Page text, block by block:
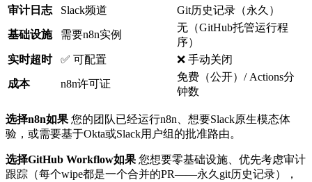
审计日志
Slack频道 Git历史记录（永久）
基础设施 需要n8n实例
无（GitHub托管运行程
序）
实时超时
✅ 可配置 ❌ 手动关闭
成本 n8n许可证
免费（公开）/ Actions分
钟数
选择n8n如果 您的团队已经运行n8n、想要Slack原生模态体
验，或需要基于Okta或Slack用户组的批准路由。
选择GitHub Workflow如果 您想要零基础设施、优先考虑审计
跟踪（每个wipe都是一个合并的PR——永久git历史记录），